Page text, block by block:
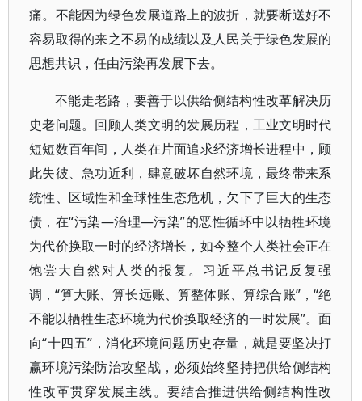
痛。不能因为绿色发展道路上的波折，就要断送好不
容易取得的来之不易的成绩以及人民关于绿色发展的
思想共识，任由污染再发展下去。
不能走老路，要善于以供给侧结构性改革解决历
史老问题。回顾人类文明的发展历程，工业文明时代
短短数百年间，人类在片面追求经济增长进程中，顾
此失彼、急功近利，肆意破坏自然环境，最终带来系
统性、区域性和全球性生态危机，欠下了巨大的生态
债，在“污染—治理—污染”的恶性循环中以牺牲环境
为代价换取一时的经济增长，如今整个人类社会正在
饱尝大自然对人类的报复。习近平总书记反复强
调，“算大账、算长远账、算整体账、算综合账”，“绝
不能以牺牲生态环境为代价换取经济的一时发展”。面
向“十四五”，消化环境问题历史存量，就是要坚决打
赢环境污染防治攻坚战，必须始终坚持把供给侧结构
性改革贯穿发展主线。要结合推进供给侧结构性改